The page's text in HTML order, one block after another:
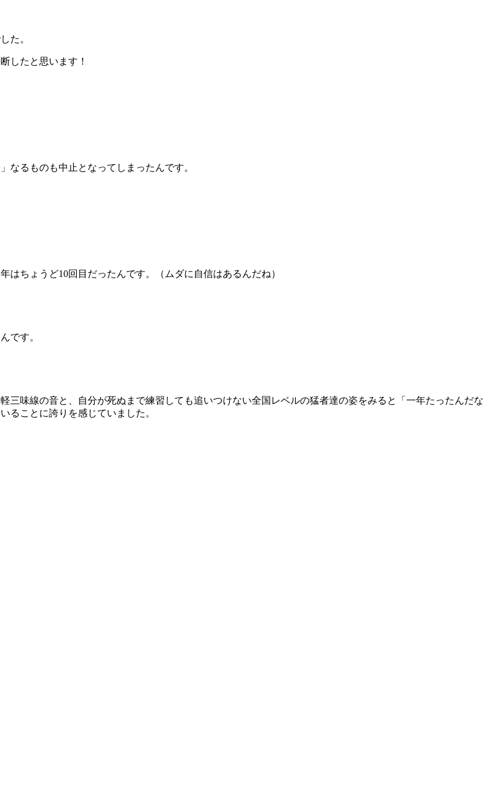
た。
したと思います！
なるものも中止となってしまったんです。
はちょうど10回目だったんです。（ムダに自信はあるんだね）
です。
三味線の音と、自分が死ぬまで練習しても追いつけない全国レベルの猛者達の姿をみると「一年たったんだな
ることに誇りを感じていました。